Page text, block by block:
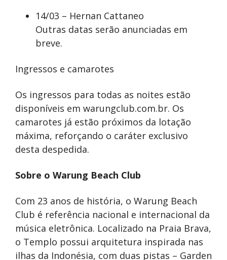
14/03 – Hernan Cattaneo
Outras datas serão anunciadas em
breve.
Ingressos e camarotes
Os ingressos para todas as noites estão
disponíveis em warungclub.com.br. Os
camarotes já estão próximos da lotação
máxima, reforçando o caráter exclusivo
desta despedida.
Sobre o Warung Beach Club
Com 23 anos de história, o Warung Beach
Club é referência nacional e internacional da
música eletrônica. Localizado na Praia Brava,
o Templo possui arquitetura inspirada nas
ilhas da Indonésia, com duas pistas – Garden